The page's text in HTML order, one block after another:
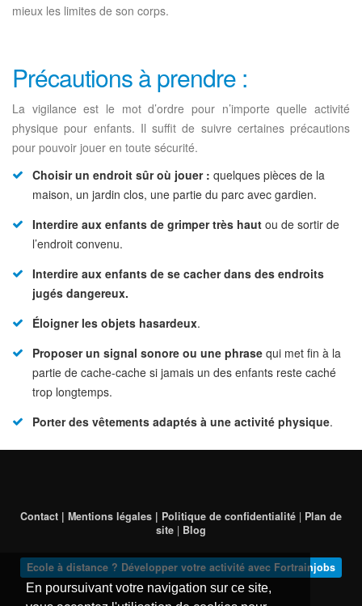
En poursuivant votre navigation sur ce site,
mieux les limites de son corps.
Précautions à prendre :
La vigilance est le mot d’ordre pour n’importe quelle activité
physique pour enfants. Il suffit de suivre certaines précautions
pour pouvoir jouer en toute sécurité.
Choisir un endroit sûr où jouer : quelques pièces de la
maison, un jardin clos, une partie du parc avec gardien.
Interdire aux enfants de grimper très haut ou de sortir de
l’endroit convenu.
Interdire aux enfants de se cacher dans des endroits
jugés dangereux.
Éloigner les objets hasardeux.
Proposer un signal sonore ou une phrase qui met fin à la
partie de cache-cache si jamais un des enfants reste caché
trop longtemps.
Porter des vêtements adaptés à une activité physique.
Contact | Mentions légales | Politique de confidentialité | Plan de
site | Blog
Ecole à distance ? Développer votre activité avec Fortrainjobs